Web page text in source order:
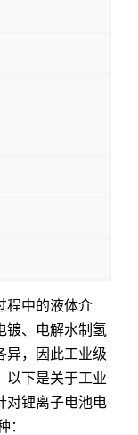
程中的液体介
镀、电解水制氢
异，因此工业级
以下是关于工业
对锂离子电池电
：